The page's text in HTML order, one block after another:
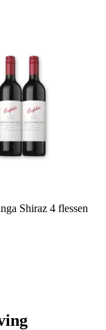
Shiraz 4 flessen